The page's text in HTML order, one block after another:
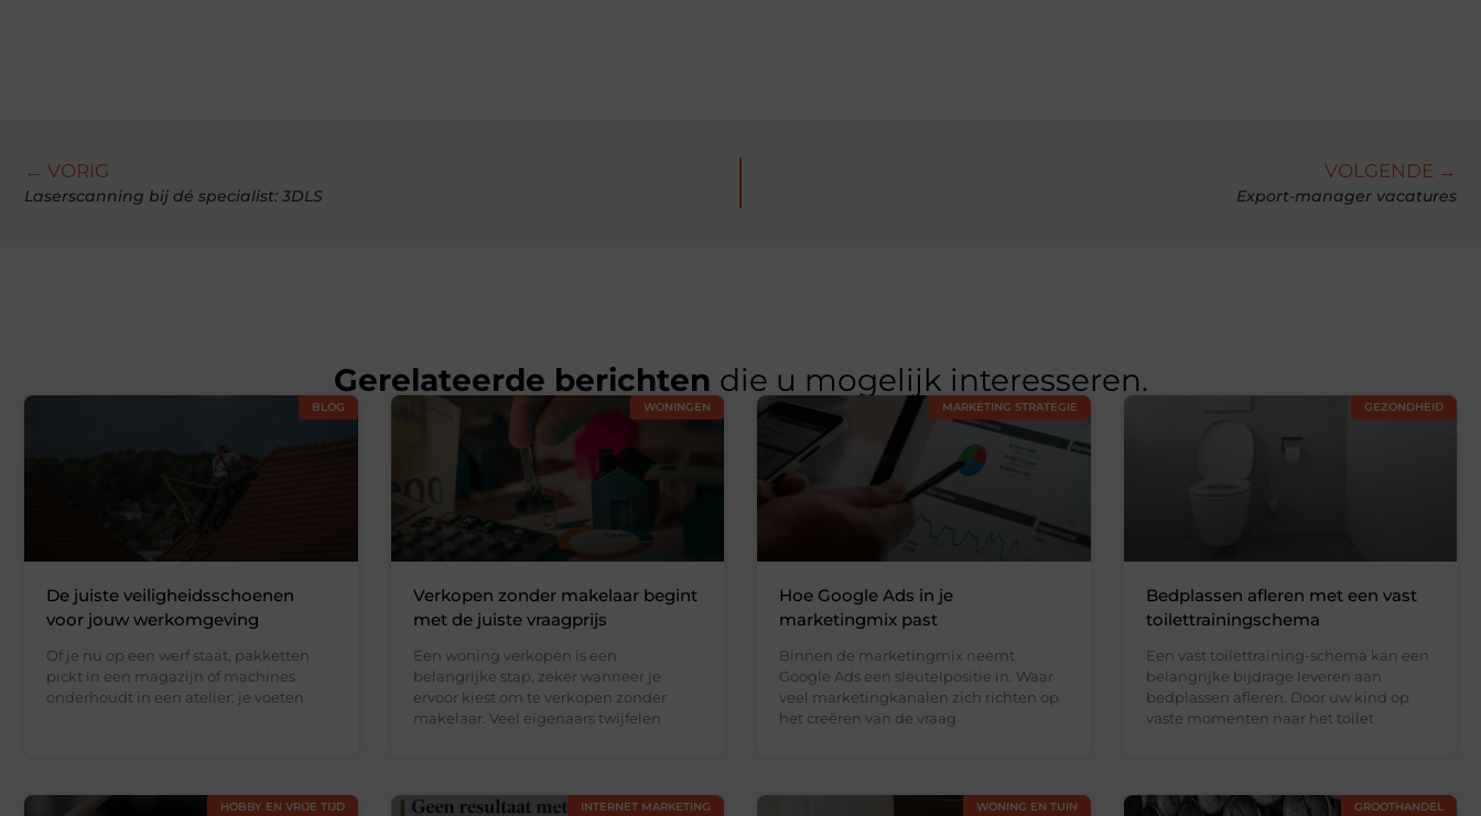
← VORIG
Laserscanning bij dé specialist: 3DLS
VOLGENDE →
Export-manager vacatures
Gerelateerde berichten die u mogelijk interesseren.
BLOG
De juiste veiligheidsschoenen
voor jouw werkomgeving
Of je nu op een werf staat, pakketten
pickt in een magazijn of machines
onderhoudt in een atelier: je voeten
WONINGEN
Verkopen zonder makelaar begint
met de juiste vraagprijs
Een woning verkopen is een
belangrijke stap, zeker wanneer je
ervoor kiest om te verkopen zonder
makelaar. Veel eigenaars twijfelen
MARKETING STRATEGIE
Hoe Google Ads in je
marketingmix past
Binnen de marketingmix neemt
Google Ads een sleutelpositie in. Waar
veel marketingkanalen zich richten op
het creëren van de vraag
GEZONDHEID
Bedplassen afleren met een vast
toilettrainingschema
Een vast toilettraining-schema kan een
belangrijke bijdrage leveren aan
bedplassen afleren. Door uw kind op
vaste momenten naar het toilet
HOBBY EN VRIJE TIJD INTERNET MARKETING WONING EN TUIN GROOTHANDEL